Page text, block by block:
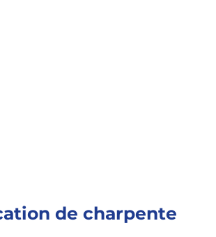
de charpente